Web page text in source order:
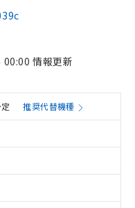
情報更新
推奨代替機種